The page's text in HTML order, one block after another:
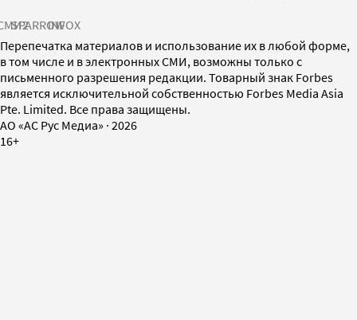
SPARROWINFOX
Перепечатка материалов и использование их в любой форме,
в том числе и в электронных СМИ, возможны только с
письменного разрешения редакции. Товарный знак Forbes
является исключительной собственностью Forbes Media Asia
Pte. Limited. Все права защищены.
AO «АС Рус Медиа» · 2026
16+